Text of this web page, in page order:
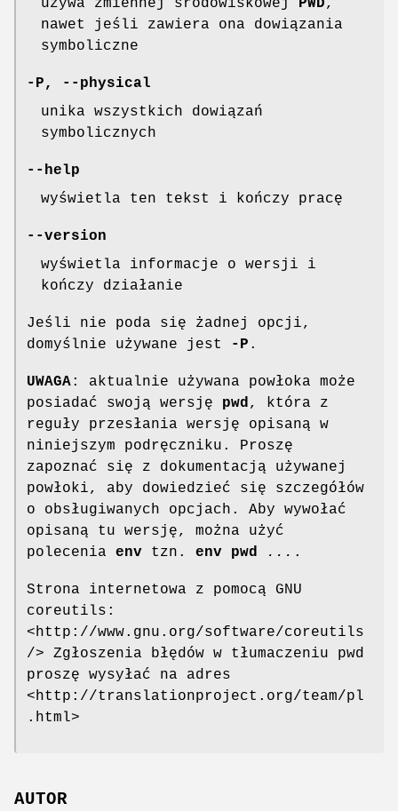
nawet jeśli zawiera ona dowiązania
symboliczne
-P ,
--physical
unika wszystkich dowiązań
symbolicznych
--help
wyświetla ten tekst i kończy pracę
--version
wyświetla informacje o wersji i
kończy działanie
Jeśli nie poda się żadnej opcji,
domyślnie używane jest
-P .
UWAGA: aktualnie używana powłoka może
posiadać swoją wersję pwd , która z
reguły przesłania wersję opisaną w
niniejszym podręczniku. Proszę
zapoznać się z dokumentacją używanej
powłoki, aby dowiedzieć się szczegółów
o obsługiwanych opcjach. Aby wywołać
opisaną tu wersję, można użyć
polecenia env tzn. env pwd ... .
Strona internetowa z pomocą GNU
coreutils:
<http://www.gnu.org/software/coreutils
/> Zgłoszenia błędów w tłumaczeniu pwd
proszę wysyłać na adres
<http://translationproject.org/team/pl
.html>
AUTOR